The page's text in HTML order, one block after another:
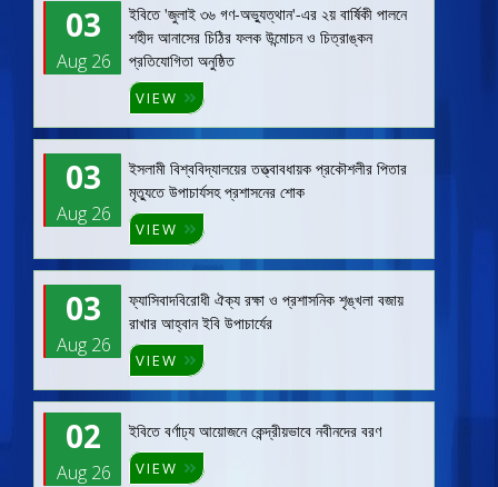
03
Aug 26
ইবিতে 'জুলাই ৩৬ গণ-অভ্যুত্থান'-এর ২য় বার্ষিকী পালনে
শহীদ আনাসের চিঠির ফলক উন্মোচন ও চিত্রাঙ্কন
প্রতিযোগিতা অনুষ্ঠিত
VIEW
03
Aug 26
ইসলামী বিশ্ববিদ্যালয়ের তত্ত্বাবধায়ক প্রকৌশলীর পিতার
মৃত্যুতে উপাচার্যসহ প্রশাসনের শোক
VIEW
03
Aug 26
ফ্যাসিবাদবিরোধী ঐক্য রক্ষা ও প্রশাসনিক শৃঙ্খলা বজায়
রাখার আহ্বান ইবি উপাচার্যের
VIEW
02
Aug 26
ইবিতে বর্ণাঢ্য আয়োজনে কেন্দ্রীয়ভাবে নবীনদের বরণ
VIEW